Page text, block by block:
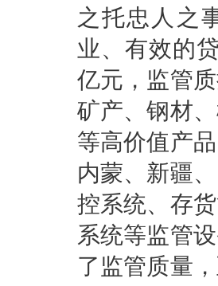
之托忠人之
业、有效的
亿元，监管
矿产、钢材
等高价值产
内蒙、新疆
控系统、存
系统等监管
了监管质量